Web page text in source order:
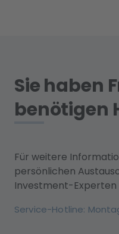
Sie haben
benötigen
Für weitere
persönlichen
Investment-Experten
Service-Hotline: